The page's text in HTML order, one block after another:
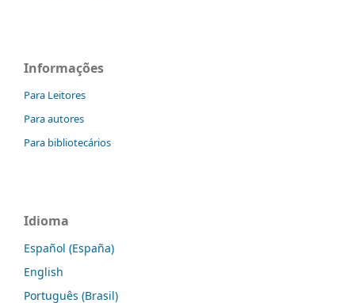
Informações
Para Leitores
Para autores
Para bibliotecários
Idioma
Español (España)
English
Português (Brasil)